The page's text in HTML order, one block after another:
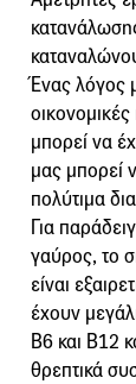
Ένας λόγος
μπορεί να
μας μπορεί
πολύτιμα
Για
γαύρος, το
είναι
έχουν
Β6 και Β12
θρεπτικά